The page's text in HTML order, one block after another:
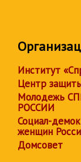
Институт
Центр
Молодежь
РОССИИ
Социал-
женщин
Домсовет